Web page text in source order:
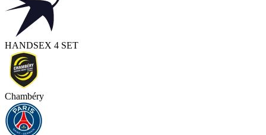
HANDSEX 4 SET
Chambéry